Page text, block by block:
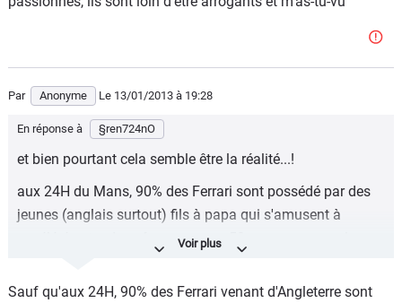
Par Anonyme Le 13/01/2013 à 19:28
En réponse à §ren724nO
et bien pourtant cela semble être la réalité...!
aux 24H du Mans, 90% des Ferrari sont possédé par des
jeunes (anglais surtout) fils à papa qui s'amusent à
accéléré entre deux feu rouge sur 50m pour amuser les
mais n'était-ce pas Cristiano Ronaldo et Justin Bieber (et
Sauf qu'aux 24H, 90% des Ferrari venant d'Angleterre sont